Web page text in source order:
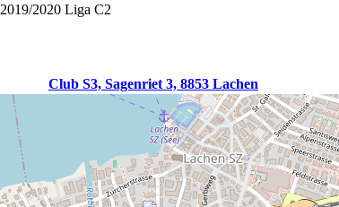
2019/2020 Liga C2
Club S3, Sagenriet 3, 8853 Lachen